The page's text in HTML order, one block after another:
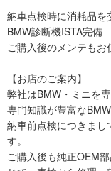
納車点検時に消耗品
BMW診断機ISTA完備
ご購入後のメンテもお
【お店のご案内】
弊社はBMW・ミニを
専門知識が豊富な
納車前点検につきまし
す。
ご購入後も純正OEM